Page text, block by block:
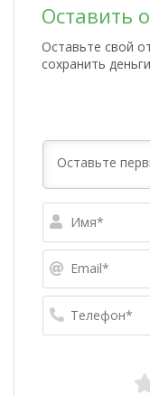
Оставить
Оставьте свой
сохранить